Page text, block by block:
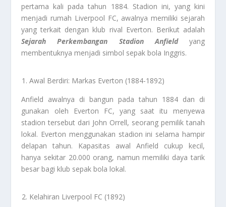
pertama kali pada tahun 1884. Stadion ini, yang kini
menjadi rumah Liverpool FC, awalnya memiliki sejarah
yang terkait dengan klub rival Everton. Berikut adalah
Sejarah Perkembangan Stadion Anfieldyang
membentuknya menjadi simbol sepak bola Inggris.
Awal Berdiri: Markas Everton (1884-1892)
Anfield awalnya di bangun pada tahun 1884 dan di
gunakan oleh Everton FC, yang saat itu menyewa
stadion tersebut dari John Orrell, seorang pemilik tanah
lokal. Everton menggunakan stadion ini selama hampir
delapan tahun. Kapasitas awal Anfield cukup kecil,
hanya sekitar 20.000 orang, namun memiliki daya tarik
besar bagi klub sepak bola lokal.
Kelahiran Liverpool FC (1892)